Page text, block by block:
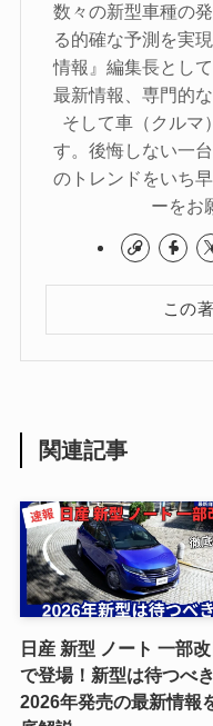
数々の新型車種の
る的確な予測を実
情報』編集長とし
最新情報、専門的
そして車（クルマ
す。後悔しない一
のトレンドをいち
ーをお
この
関連記事
日産 新型 ノート 一部改
で登場！新型は待つべ
2026年発売の最新情報